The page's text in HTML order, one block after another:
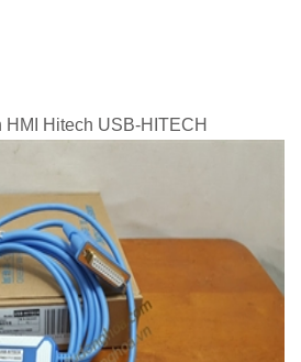
Hitech USB-HITECH